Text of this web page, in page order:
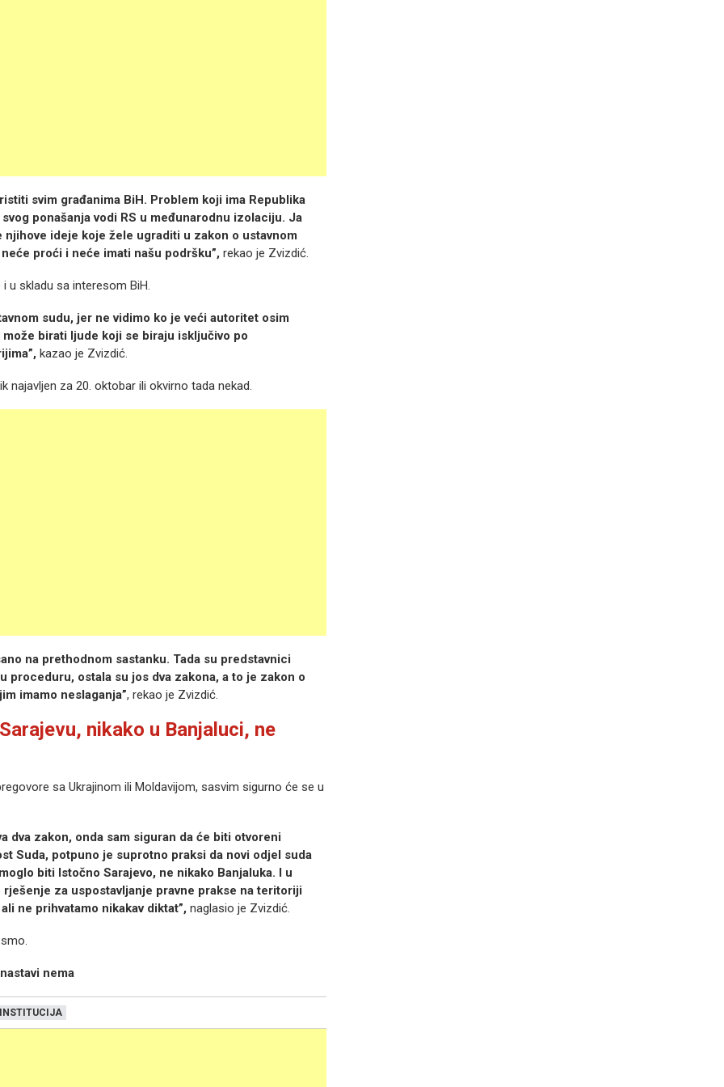
svim građanima BiH. Problem koji ima Republika
ponašanja vodi RS u međunarodnu izolaciju. Ja
ideje koje žele ugraditi u zakon o ustavnom
proći i neće imati našu podršku”, rekao je Zvizdić.
u skladu sa interesom BiH.
sudu, jer ne vidimo ko je veći autoritet osim
birati ljude koji se biraju isključivo po
kazao je Zvizdić.
najavljen za 20. oktobar ili okvirno tada nekad.
na prethodnom sastanku. Tada su predstavnici
ostala su jos dva zakona, a to je zakon o
imamo neslaganja”, rekao je Zvizdić.
nikako u Banjaluci, ne
sa Ukrajinom ili Moldavijom, sasvim sigurno će se u
dva zakon, onda sam siguran da će biti otvoreni
Suda, potpuno je suprotno praksi da novi odjel suda
biti Istočno Sarajevo, ne nikako Banjaluka. I u
za uspostavljanje pravne prakse na teritoriji
ne prihvatamo nikakav diktat”, naglasio je Zvizdić.
nema